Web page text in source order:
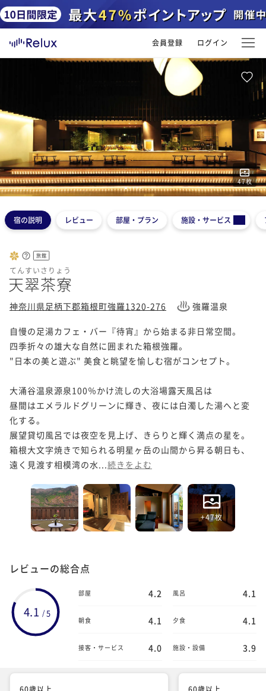
会員登録 ログイン
47枚
12345
宿の説明 レビュー 部屋・プラン 施設・サービス
旅館
てんすいさりょう
天翠茶寮
神奈川県足柄下郡箱根町強羅1320-276 強羅温泉
自慢の足湯カフェ・バー『待宵』から始まる非日常空間。
四季折々の雄大な自然に囲まれた箱根強羅。
"日本の美と遊ぶ" 美食と眺望を愉しむ宿がコンセプト。
大涌谷温泉源泉100％かけ流しの大浴場露天風呂は
昼間はエメラルドグリーンに輝き、夜には白濁した湯へと変
化する。
展望貸切風呂では夜空を見上げ、きらりと輝く満点の星を。
箱根大文字焼きで知られる明星ヶ岳の山間から昇る朝日も、
遠く見渡す相模湾の水... 続きをよむ
+47枚
レビューの総合点
4.1 / 5
部屋 4.2 風呂 4.1
朝食 4.1 夕食 4.1
接客・サービス 4.0 施設・設備 3.9
60歳以上
60歳以上